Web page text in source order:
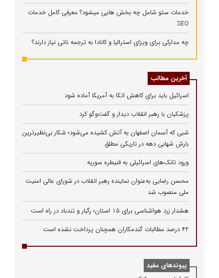
خدمات سئو شامل چه بخش هایی میشود؟ معرفی کامل خدمات
SEO
چه مدارکی برای ویزای استرالیا و کانادا به ترجمه ناتی نیاز دارند؟
آخرین مطالب
اسرائیل باید برای کاهش اتکا به آمریکا آماده شود
پزشکیان با رهبر انقلاب دیدار و گفت‌وگو کرد
شبی که آسمان اصفهان به آتش کشیده می‌شود؛ شکار بی‌نظیرترین
بارش شهابی دهه در تاریکی مطلق
ورود تانک‌های اسرائیلی به قنیطره سوریه
محسن رضایی به‌عنوان نماینده رهبر انقلاب در شورای عالی امنیت
ملی منصوب شد
هشدار زرد هواشناسی برای ۱۵ استان؛ رگبار و تندباد در راه است
۴۲ درصد مطالبات گندمکاران همچنان پرداخت نشده است
پیوندهای مفید